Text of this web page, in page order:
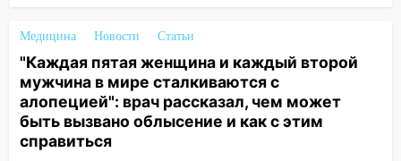
11:50
Заснул рядом с ребёнком и
случайно задушил его: суд вынес
приговор
11:38 В Ленинском районе пожар
полностью уничтожил дачный дом и
сарай
Медицина Новости Статьи
"Каждая пятая женщина и каждый второй
мужчина в мире сталкиваются с
алопецией": врач рассказал, чем может
быть вызвано облысение и как с этим
справиться